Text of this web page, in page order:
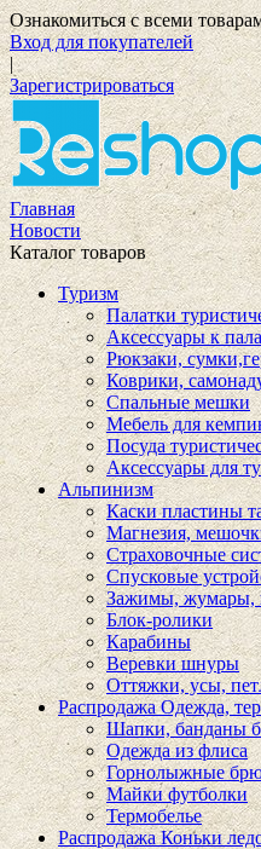
Ознакомиться с всеми
Вход для покупателей
|
Зарегистрироваться
Главная
Новости
Каталог товаров
Туризм
Палатки
Аксессуары к
Рюкзаки,
Коврики,
Спальные мешки
Мебель для
Посуда
Аксессуары для
Альпинизм
Каски пластины
Магнезия,
Страховочные
Спусковые
Зажимы, жумары,
Блок-ролики
Карабины
Веревки шнуры
Оттяжки, усы,
Распродажа Одежда,
Шапки, банданы
Одежда из флиса
Горнолыжные
Майки футболки
Термобелье
Распродажа Коньки